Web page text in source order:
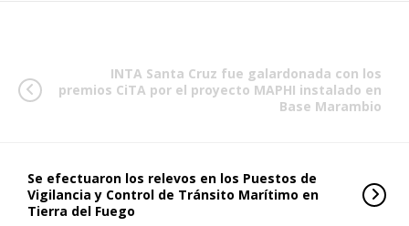
INTA Santa Cruz fue galardonada con los
premios CiTA por el proyecto MAPHI instalado en
Base Marambio
Se efectuaron los relevos en los Puestos de
Vigilancia y Control de Tránsito Marítimo en
Tierra del Fuego